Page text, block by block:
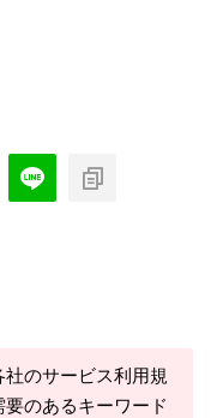
のサービス利用規
のあるキーワード